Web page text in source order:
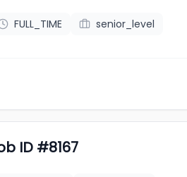
FULL_TIME senior_level
ID #8167